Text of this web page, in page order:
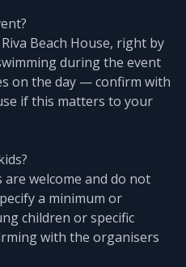
Beach House, right by
during the event
on the day — confirm with
if this matters to your
are welcome and do not
a minimum or
children or specific
with the organisers